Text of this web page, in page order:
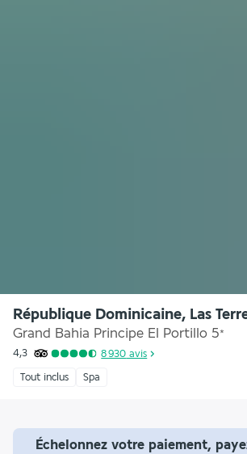
République Dominicaine, Las
Grand Bahia Principe El Portillo 5*
4,3 8 930 avis
Tout inclus Spa
Échelonnez votre paiement,